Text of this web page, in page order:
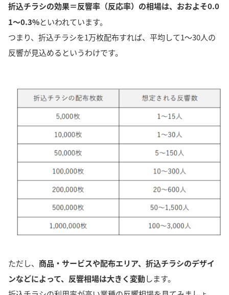
折込チラシの効果＝反響率（反応率）の相場は、おおよそ0.0
1～0.3%といわれています。
つまり、 折込チラシを1万枚配布すれば、平均して1～30人の
反響が見込める というわけです。
ただし、 商品・サービスや配布エリア、折込チラシのデザイ
ンなどによって、反響相場は大きく変動します。